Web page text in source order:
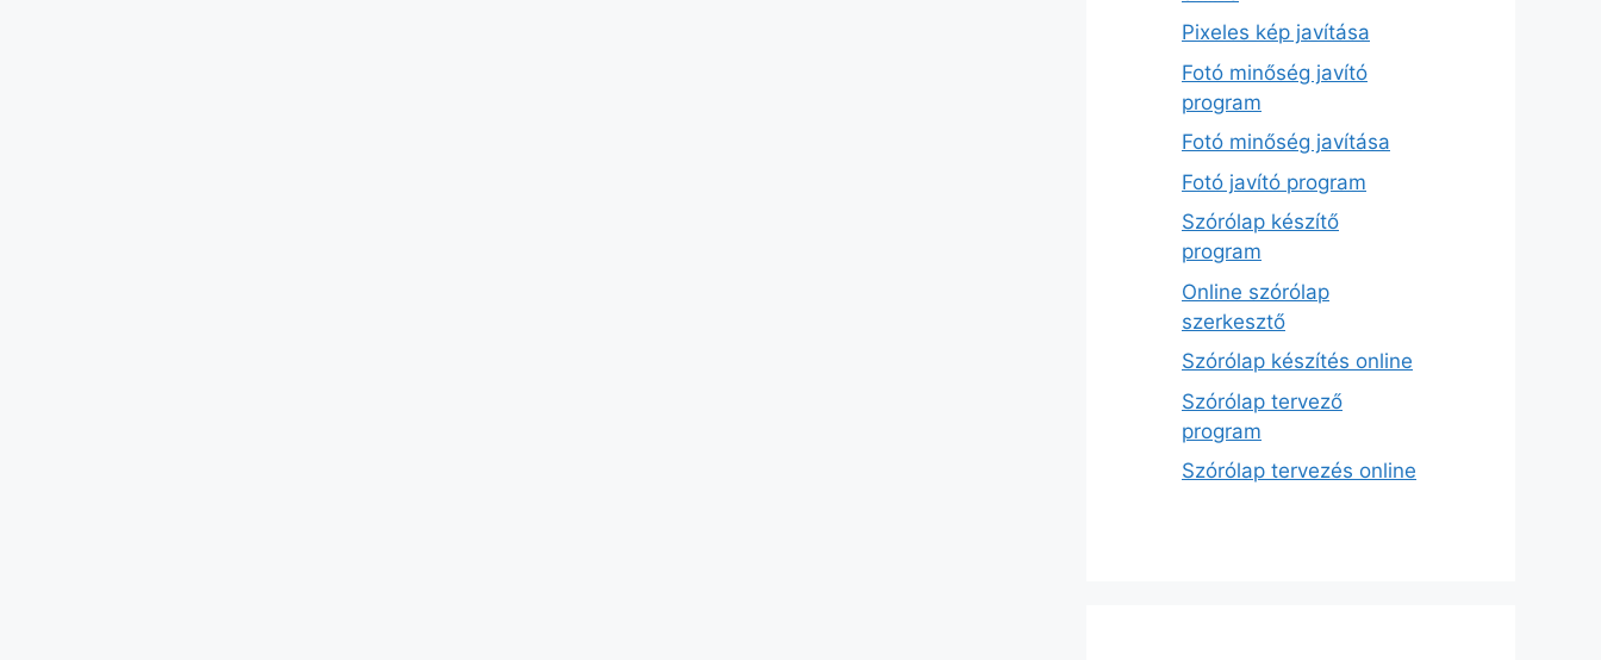
Pixeles kép javítása
Fotó minőség javító
program
Fotó minőség javítása
Fotó javító program
Szórólap készítő
program
Online szórólap
szerkesztő
Szórólap készítés online
Szórólap tervező
program
Szórólap tervezés online